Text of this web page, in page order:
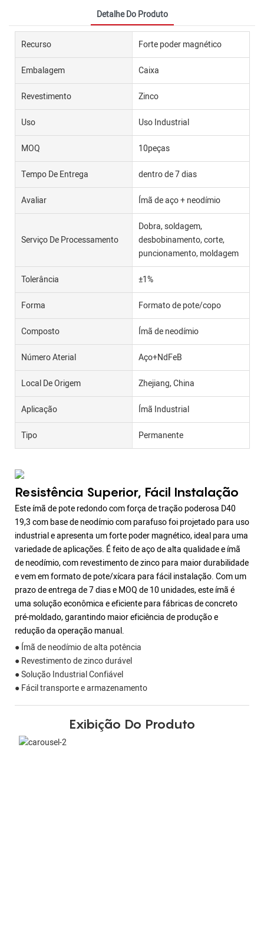
Detalhe Do Produto
Recurso Forte poder magnético
Embalagem Caixa
Revestimento Zinco
Uso Uso Industrial
MOQ 10peças
Tempo De Entrega dentro de 7 dias
Avaliar Ímã de aço + neodímio
Serviço De Processamento
Dobra, soldagem,
desbobinamento, corte,
puncionamento, moldagem
Tolerância ±1%
Forma Formato de pote/copo
Composto Ímã de neodímio
Número Aterial Aço+NdFeB
Local De Origem Zhejiang, China
Aplicação Ímã Industrial
Tipo Permanente
Resistência Superior, Fácil Instalação
Este ímã de pote redondo com força de tração poderosa D40
19,3 com base de neodímio com parafuso foi projetado para uso
industrial e apresenta um forte poder magnético, ideal para uma
variedade de aplicações. É feito de aço de alta qualidade e ímã
de neodímio, com revestimento de zinco para maior durabilidade
e vem em formato de pote/xícara para fácil instalação. Com um
prazo de entrega de 7 dias e MOQ de 10 unidades, este ímã é
uma solução econômica e eficiente para fábricas de concreto
pré-moldado, garantindo maior eficiência de produção e
redução da operação manual.
● Ímã de neodímio de alta potência
● Revestimento de zinco durável
● Solução Industrial Confiável
● Fácil transporte e armazenamento
Exibição Do Produto